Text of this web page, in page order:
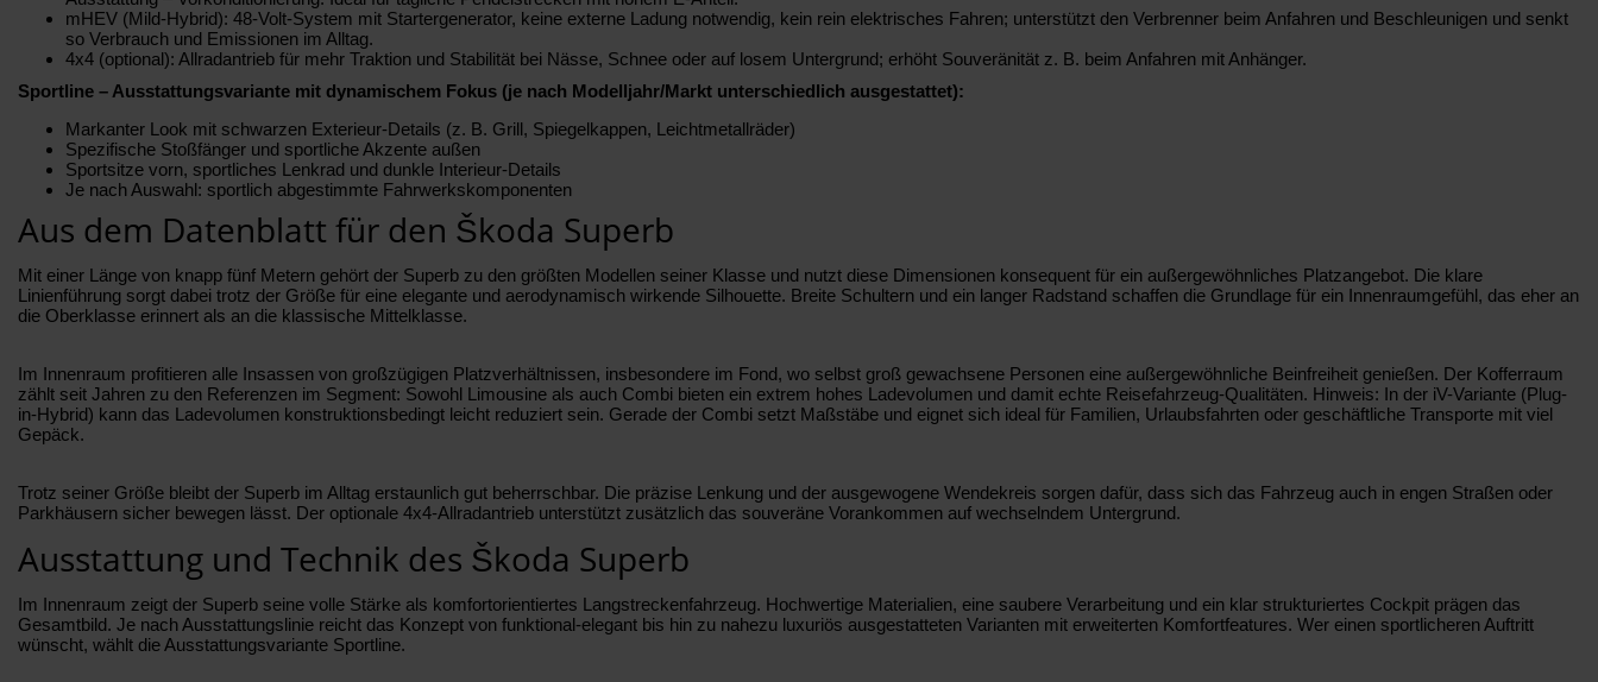
mHEV (Mild-Hybrid): 48-Volt-System mit Startergenerator, keine externe Ladung notwendig, kein rein elektrisches Fahren; unterstützt den Verbrenner beim Anfahren und Beschleunigen und senkt
so Verbrauch und Emissionen im Alltag.
4x4 (optional): Allradantrieb für mehr Traktion und Stabilität bei Nässe, Schnee oder auf losem Untergrund; erhöht Souveränität z. B. beim Anfahren mit Anhänger.
Sportline – Ausstattungsvariante mit dynamischem Fokus (je nach Modelljahr/Markt unterschiedlich ausgestattet):
Markanter Look mit schwarzen Exterieur-Details (z. B. Grill, Spiegelkappen, Leichtmetallräder)
Spezifische Stoßfänger und sportliche Akzente außen
Sportsitze vorn, sportliches Lenkrad und dunkle Interieur-Details
Je nach Auswahl: sportlich abgestimmte Fahrwerkskomponenten
Aus dem Datenblatt für den Škoda Superb
Mit einer Länge von knapp fünf Metern gehört der Superb zu den größten Modellen seiner Klasse und nutzt diese Dimensionen konsequent für ein außergewöhnliches Platzangebot. Die klare
Linienführung sorgt dabei trotz der Größe für eine elegante und aerodynamisch wirkende Silhouette. Breite Schultern und ein langer Radstand schaffen die Grundlage für ein Innenraumgefühl, das eher an
die Oberklasse erinnert als an die klassische Mittelklasse.
Im Innenraum profitieren alle Insassen von großzügigen Platzverhältnissen, insbesondere im Fond, wo selbst groß gewachsene Personen eine außergewöhnliche Beinfreiheit genießen. Der Kofferraum
zählt seit Jahren zu den Referenzen im Segment: Sowohl Limousine als auch Combi bieten ein extrem hohes Ladevolumen und damit echte Reisefahrzeug-Qualitäten. Hinweis: In der iV-Variante (Plug-
in-Hybrid) kann das Ladevolumen konstruktionsbedingt leicht reduziert sein. Gerade der Combi setzt Maßstäbe und eignet sich ideal für Familien, Urlaubsfahrten oder geschäftliche Transporte mit viel
Gepäck.
Trotz seiner Größe bleibt der Superb im Alltag erstaunlich gut beherrschbar. Die präzise Lenkung und der ausgewogene Wendekreis sorgen dafür, dass sich das Fahrzeug auch in engen Straßen oder
Parkhäusern sicher bewegen lässt. Der optionale 4x4-Allradantrieb unterstützt zusätzlich das souveräne Vorankommen auf wechselndem Untergrund.
Ausstattung und Technik des Škoda Superb
Im Innenraum zeigt der Superb seine volle Stärke als komfortorientiertes Langstreckenfahrzeug. Hochwertige Materialien, eine saubere Verarbeitung und ein klar strukturiertes Cockpit prägen das
Gesamtbild. Je nach Ausstattungslinie reicht das Konzept von funktional-elegant bis hin zu nahezu luxuriös ausgestatteten Varianten mit erweiterten Komfortfeatures. Wer einen sportlicheren Auftritt
wünscht, wählt die Ausstattungsvariante Sportline.